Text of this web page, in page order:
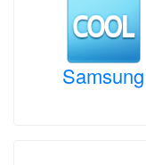
Samsung